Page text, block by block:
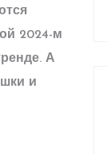
2024-м
А
и